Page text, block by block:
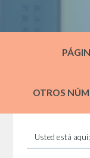
OTROS
Usted está aquí: